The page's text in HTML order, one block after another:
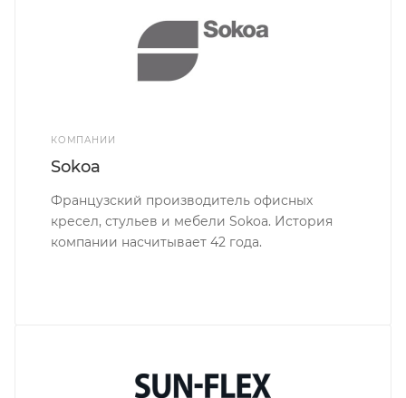
КОМПАНИИ
Sokoa
Французский производитель офисных
кресел, стульев и мебели Sokoa. История
компании насчитывает 42 года.